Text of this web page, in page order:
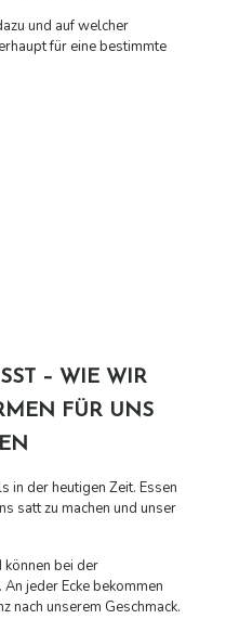
und auf welcher
für eine bestimmte
– WIE WIR
FÜR UNS
in der heutigen Zeit. Essen
satt zu machen und unser
bei der
jeder Ecke bekommen
nach unserem Geschmack.